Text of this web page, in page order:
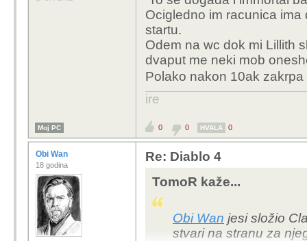
Warlocka san krenija
je one button delete
mephista. Zasad
je sta ne mogu
kolko god nabijes
nemos izbjeć. Mlatin
Ocigledno im racunica
startu.
Odem na wc dok mi Lillith
dvaput me neki mob
Polako nakon 10ak
ire
Moj PC 0 0 HVALA 0
Obi Wan
18 godina
Re: Diablo 4
TomoR kaže...
Obi Wan jesi složio
stvari na stranu za